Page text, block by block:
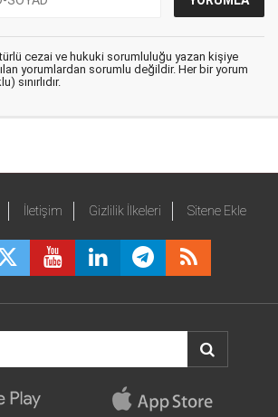
türlü cezai ve hukuki sorumluluğu yazan kişiye
yorumlardan sorumlu değildir. Her bir yorum
sınırlıdır.
İletişim Gizlilik İlkeleri Sitene Ekle